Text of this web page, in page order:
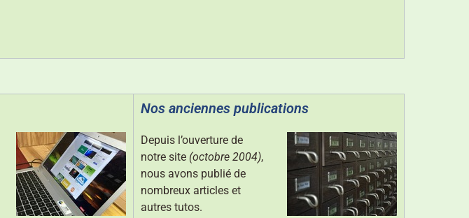
Nos anciennes publications
Depuis l’ouverture de
notre site (octobre 2004),
nous avons publié de
nombreux articles et
autres tutos.